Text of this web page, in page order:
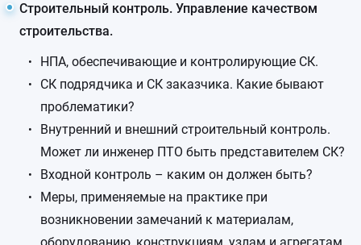
Строительный контроль. Управление качеством
строительства.
НПА, обеспечивающие и контролирующие СК.
СК подрядчика и СК заказчика. Какие бывают
проблематики?
Внутренний и внешний строительный контроль.
Может ли инженер ПТО быть представителем СК?
Входной контроль – каким он должен быть?
Меры, применяемые на практике при
возникновении замечаний к материалам,